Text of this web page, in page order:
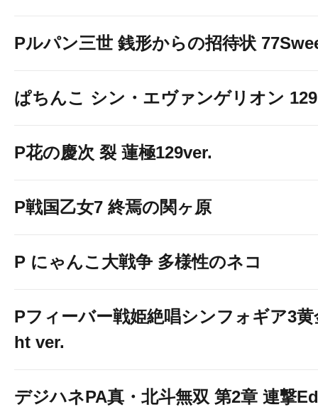
Pルパン三世 銭形からの招待状
ぱちんこ シン・エヴァンゲリオン
P花の慶次 裂 蓮極129ver.
P戦国乙女7 終焉の関ヶ原
P にゃんこ大戦争 多様性のネコ
Pフィーバー戦姫絶唱シンフォギア3
ht ver.
デジハネPA真・北斗無双 第2章 連撃